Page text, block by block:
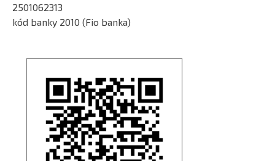
2501062313
kód banky 2010 (Fio banka)